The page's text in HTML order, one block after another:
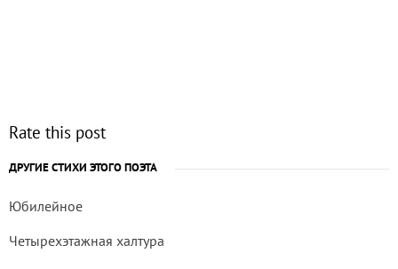
Rate this post
ДРУГИЕ СТИХИ ЭТОГО ПОЭТА
Юбилейное
Четырехэтажная халтура